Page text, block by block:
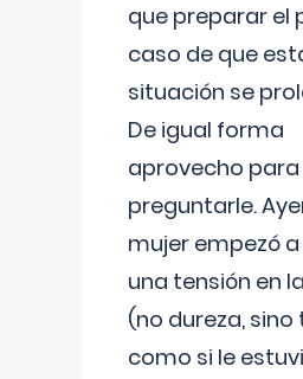
que preparar el
caso de que
situación se
De igual forma
aprovecho para
preguntarle.
mujer empezó
una tensión en
(no dureza, sino
como si le